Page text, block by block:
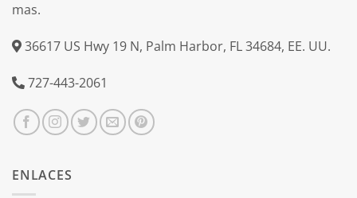
mas.
36617 US Hwy 19 N, Palm Harbor, FL 34684, EE. UU.
727-443-2061
ENLACES